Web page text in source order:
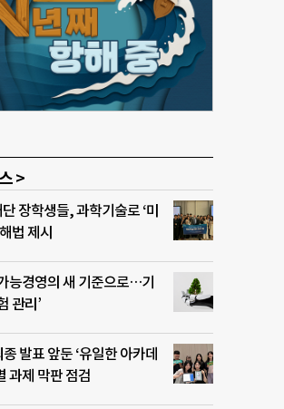
>
장학생들, 과학기술로 ‘미
법 제시
능경영의 새 기준으로…기
관리’
발표 앞둔 ‘유일한 아카데
과제 막판 점검